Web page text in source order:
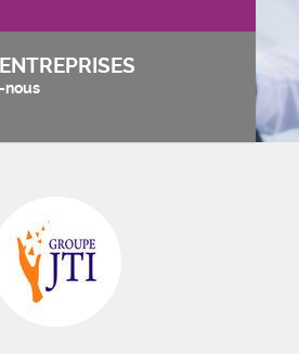
ENTREPRISES
nous